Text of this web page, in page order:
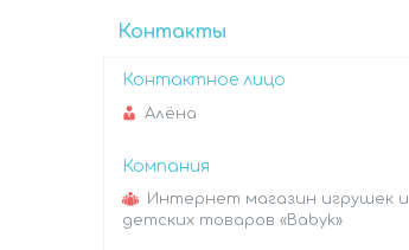
Контакты
Алёна
Интернет магазин игрушек и
детских товаров «Babyk»